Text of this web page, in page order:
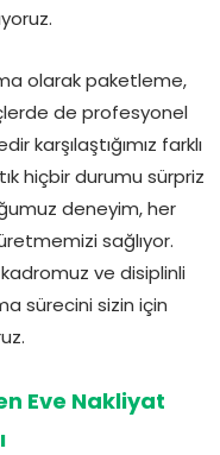
olarak paketleme,
de profesyonel
karşılaştığımız farklı
hiçbir durumu sürpriz
deneyim, her
sağlıyor.
ve disiplinli
sürecini sizin için
Eve Nakliyat